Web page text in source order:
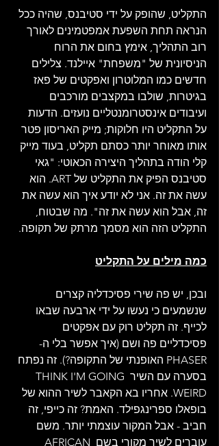
התקליט, שהופק על ידי סטיבנס, שהיה ככל
הנראה תחת השפעת אמפטמינים לאורך
רוב התהליך, אימץ בחום את הרוח
הניסיונית של "משפחת" איילנד. צלילים
חדשים כמו המלוטרון ואפקטים של פאז
בגיטרות, שולבו במקצבים מורכבים
ועיבודים אינסטרומנטליים נועזים. הדעות
על התקליט היו חלוקות; מייק האריסון פטר
אותו מאוחר יותר כסתם תקליט, בעוד מייק
קלי הודה בתהליך היצירה הכאוטי: "גאי
סטיבנס הפיק את התקליט של ART. הוא
עשה את זה. אני לא יודע איך הוא עשה את
זה, אבל הוא עשה את זה". מה שבטוח,
התקליט הזה הוא מסמך מרתק של תקופה.
כמה מילים על התקליט
ובכן, יש פה שירי פסיכדליה קצרים
שנשמעים כי נעשו על ידי ארבעה שבאו
לכייף. זה תקליט רוק עם אפקטים
פסיכדליים פה ושם (איך אפשר בלי ה-
PHASER האופנתי של התקופה?). זה נפתח
בסערה עם השיר THINK I'M GOING
WEIRD. אחריו בא הקאבר לשיר ההוא של
בופאלו ספרינגפילד. האמת? זה כייפי, זה
חביב - אבל המקור עוצמתי יותר. משם
עוברים לשיר מקורי בשם AFRICAN